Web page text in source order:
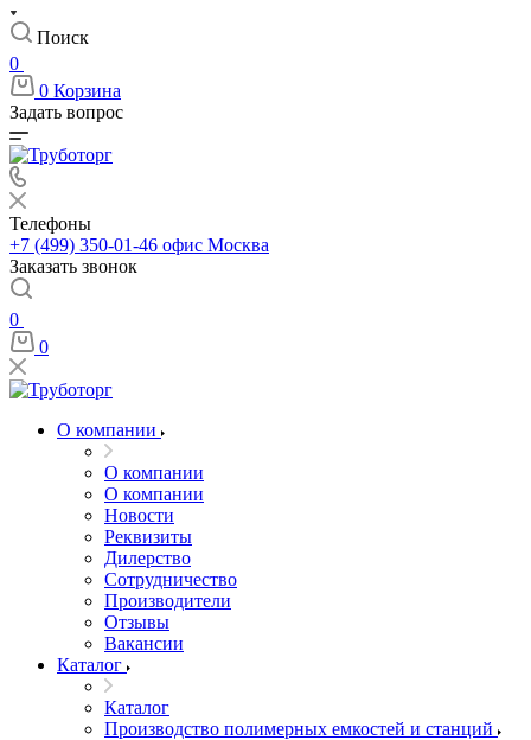
Поиск
0
0 Корзина
Задать вопрос
Телефоны
+7 (499) 350-01-46 офис Москва
Заказать звонок
0
0
О компании
О компании
О компании
Новости
Реквизиты
Дилерство
Сотрудничество
Производители
Отзывы
Вакансии
Каталог
Каталог
Производство полимерных емкостей и станций